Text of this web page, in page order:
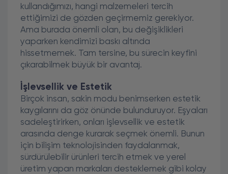
kullandığımızı, hangi malzemeleri tercih
ettiğimizi de gözden geçirmemiz gerekiyor.
Ama burada önemli olan, bu değişiklikleri
yaparken kendimizi baskı altında
hissetmemek. Tam tersine, bu sürecin keyfini
çıkarabilmek büyük bir avantaj.
İşlevsellik ve Estetik
Birçok insan, sakin modu benimserken estetik
kaygılarını da göz önünde bulunduruyor. Eşyaları
sadeleştirirken, onları işlevsellik ve estetik
arasında denge kurarak seçmek önemli. Bunun
için bilişim teknolojisinden faydalanmak,
sürdürülebilir ürünleri tercih etmek ve yerel
üretim yapan markaları desteklemek gibi kolay